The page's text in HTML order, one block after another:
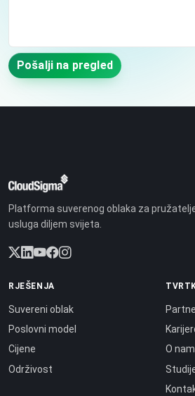
Pošalji na pregled
Platforma suverenog oblaka za
usluga diljem svijeta.
RJEŠENJA
Suvereni oblak
Poslovni model
Cijene
Održivost
O